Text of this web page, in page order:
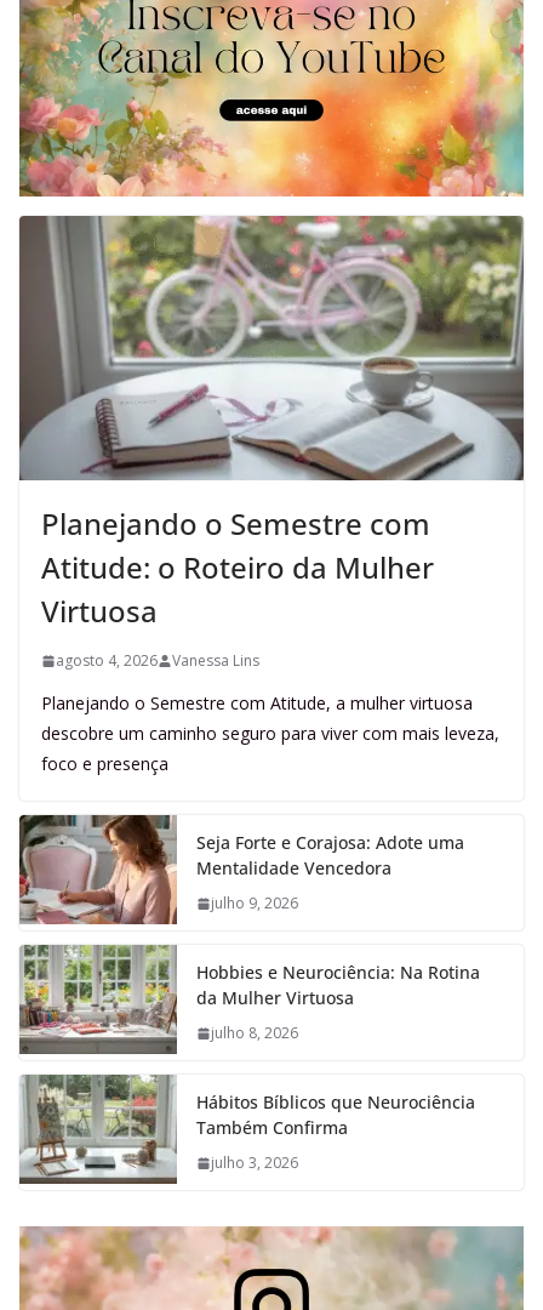
Planejando o Semestre com
Atitude: o Roteiro da Mulher
Virtuosa
agosto 4, 2026 Vanessa Lins
Planejando o Semestre com Atitude, a mulher virtuosa
descobre um caminho seguro para viver com mais leveza,
foco e presença
Seja Forte e Corajosa: Adote uma
Mentalidade Vencedora
julho 9, 2026
Hobbies e Neurociência: Na Rotina
da Mulher Virtuosa
julho 8, 2026
Hábitos Bíblicos que Neurociência
Também Confirma
julho 3, 2026